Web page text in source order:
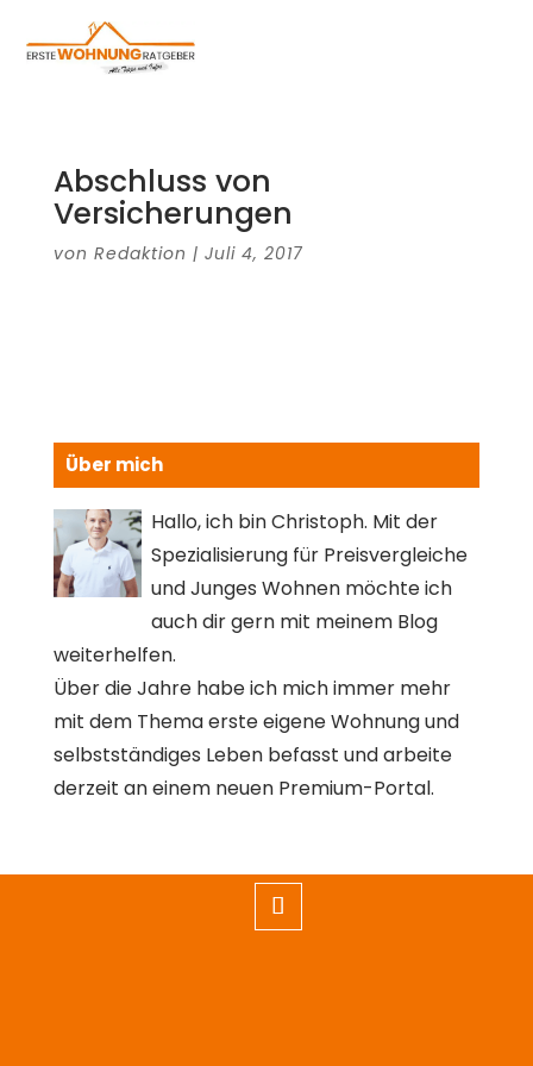
Abschluss von
Versicherungen
von Redaktion | Juli 4, 2017
Über mich
Hallo, ich bin Christoph. Mit der
Spezialisierung für Preisvergleiche
und Junges Wohnen möchte ich
auch dir gern mit meinem Blog
weiterhelfen.
Über die Jahre habe ich mich immer mehr
mit dem Thema erste eigene Wohnung und
selbstständiges Leben befasst und arbeite
derzeit an einem neuen Premium-Portal.